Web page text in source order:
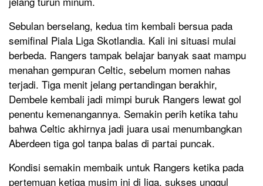
Sebulan berselang, kedua tim kembali bersua pada
semifinal Piala Liga Skotlandia. Kali ini situasi mulai
berbeda. Rangers tampak belajar banyak saat mampu
menahan gempuran Celtic, sebelum momen nahas
terjadi. Tiga menit jelang pertandingan berakhir,
Dembele kembali jadi mimpi buruk Rangers lewat gol
penentu kemenangannya. Semakin perih ketika tahu
bahwa Celtic akhirnya jadi juara usai menumbangkan
Aberdeen tiga gol tanpa balas di partai puncak.
Kondisi semakin membaik untuk Rangers ketika pada
pertemuan ketiga musim ini di liga, sukses unggul